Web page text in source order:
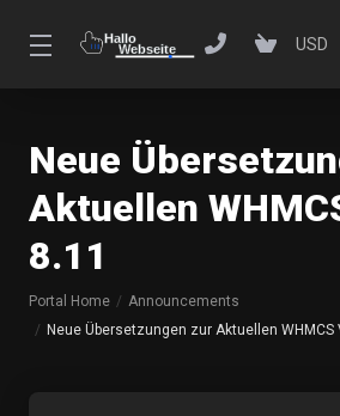
USD
Neue
Aktuellen
8.11
Portal Home
Announcements
Neue Übersetzungen zur Aktuellen WHMCS